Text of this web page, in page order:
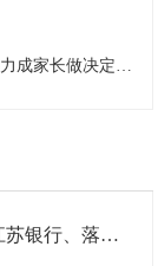
决定最主要因素
落地重大产业